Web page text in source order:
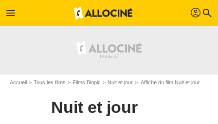
menu profil search
Accueil Tous les films Films Biopic Nuit et jour Affiche du film Nuit et jour - Photo 1
Nuit et jour